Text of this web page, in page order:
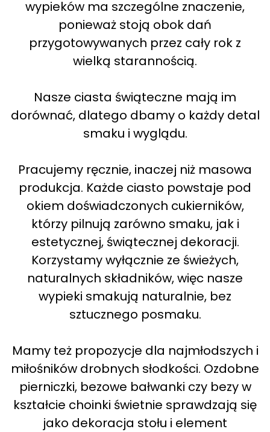
wypieków ma szczególne znaczenie,
ponieważ stoją obok dań
przygotowywanych przez cały rok z
wielką starannością.
Nasze ciasta świąteczne mają im
dorównać, dlatego dbamy o każdy detal
smaku i wyglądu.
Pracujemy ręcznie, inaczej niż masowa
produkcja. Każde ciasto powstaje pod
okiem doświadczonych cukierników,
którzy pilnują zarówno smaku, jak i
estetycznej, świątecznej dekoracji.
Korzystamy wyłącznie ze świeżych,
naturalnych składników, więc nasze
wypieki smakują naturalnie, bez
sztucznego posmaku.
Mamy też propozycje dla najmłodszych i
miłośników drobnych słodkości. Ozdobne
pierniczki, bezowe bałwanki czy bezy w
kształcie choinki świetnie sprawdzają się
jako dekoracja stołu i element